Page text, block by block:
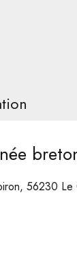
56230 Le